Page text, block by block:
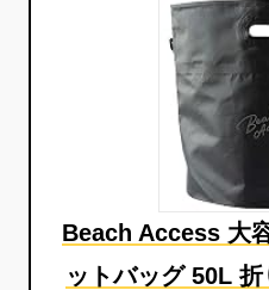
Beach Access 大
ットバッグ 50L